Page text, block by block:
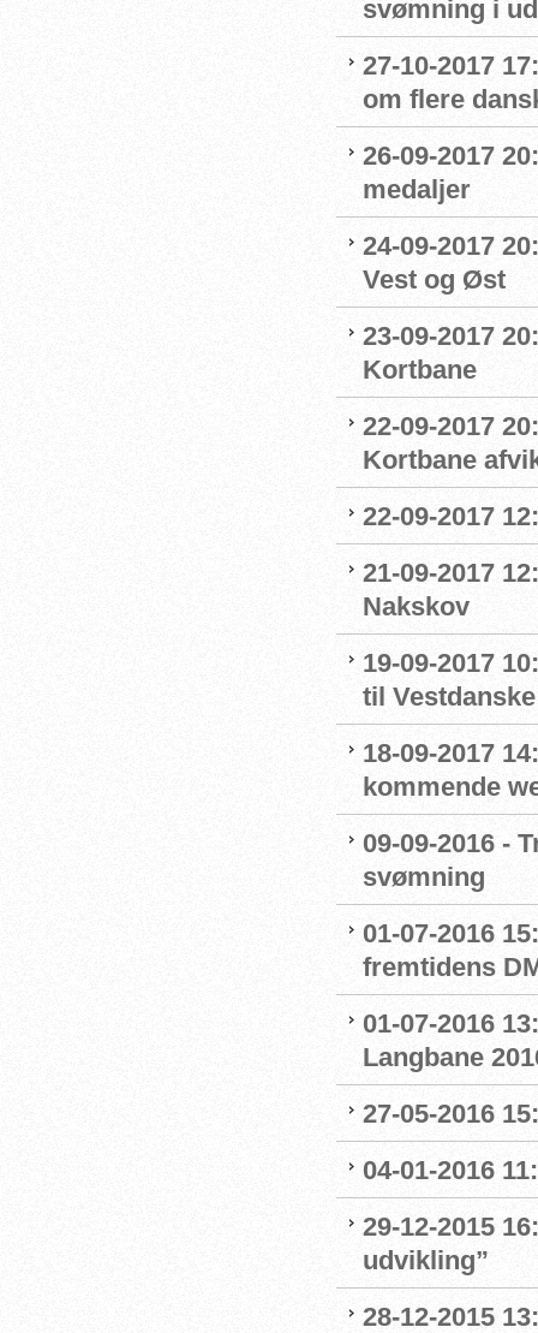
svømning i
27-10-2017
om flere
26-09-2017
medaljer
24-09-2017
Vest og Øst
23-09-2017
Kortbane
22-09-2017
Kortbane
22-09-2017
21-09-2017
Nakskov
19-09-2017
til
18-09-2017
kommende
09-09-2016 -
svømning
01-07-2016
fremtidens
01-07-2016
Langbane
27-05-2016
04-01-2016
29-12-2015
udvikling”
28-12-2015